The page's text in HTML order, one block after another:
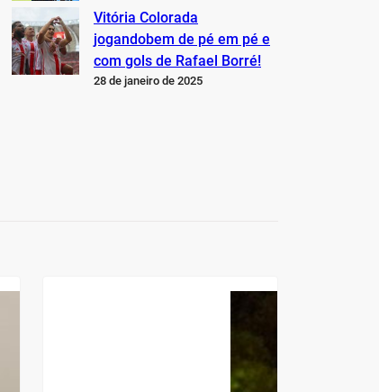
Vitória Colorada
jogandobem de pé em pé e
com gols de Rafael Borré!
28 de janeiro de 2025